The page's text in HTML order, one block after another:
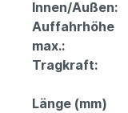
Innen/Außen:
Auffahrhöhe
max.:
Tragkraft:
Länge (mm)